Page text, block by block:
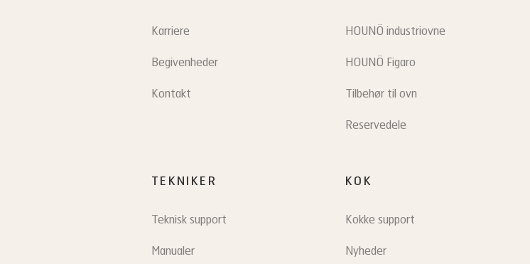
Karriere
Begivenheder
Kontakt
HOUNÖ industriovne
HOUNÖ Figaro
Tilbehør til ovn
Reservedele
TEKNIKER
Teknisk support
Manualer
KOK
Kokke support
Nyheder